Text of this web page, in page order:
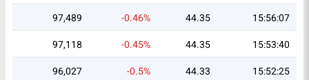
15:56:07
44.35
-0.46%
97,489
15:53:40
44.35
-0.45%
97,118
15:52:25
44.33
-0.5%
96,027